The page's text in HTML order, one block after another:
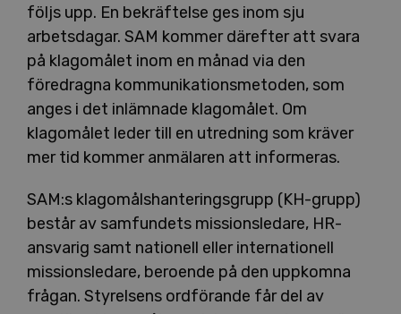
följs upp. En bekräftelse ges inom sju
arbetsdagar. SAM kommer därefter att svara
på klagomålet inom en månad via den
föredragna kommunikationsmetoden, som
anges i det inlämnade klagomålet. Om
klagomålet leder till en utredning som kräver
mer tid kommer anmälaren att informeras.
SAM:s klagomålshanteringsgrupp (KH-grupp)
består av samfundets missionsledare, HR-
ansvarig samt nationell eller internationell
missionsledare, beroende på den uppkomna
frågan. Styrelsens ordförande får del av